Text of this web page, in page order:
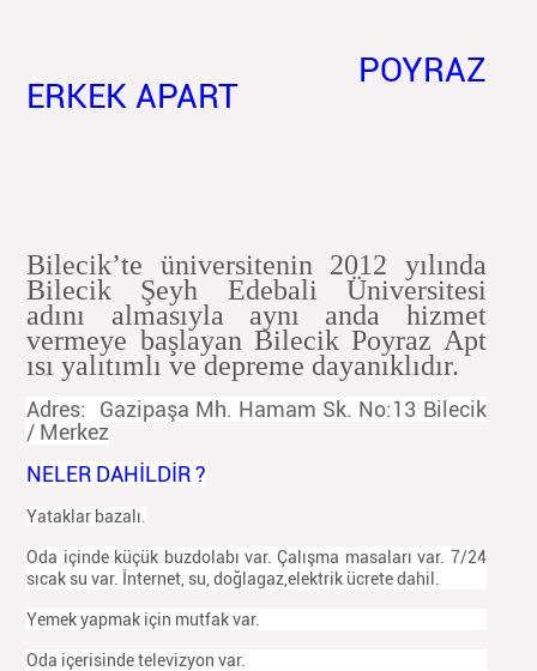
POYRAZ
ERKEK APART
Bilecik’te üniversitenin 2012 yılında
Bilecik Şeyh Edebali Üniversitesi
adını almasıyla aynı anda hizmet
vermeye başlayan Bilecik Poyraz Apt
ısı yalıtımlı ve depreme dayanıklıdır.
Adres: Gazipaşa Mh. Hamam Sk. No:13 Bilecik
/ Merkez
NELER DAHİLDİR ?
Yataklar bazalı.
Oda içinde küçük buzdolabı var. Çalışma masaları var. 7/24
sıcak su var. İnternet, su, doğlagaz,elektrik ücrete dahil.
Yemek yapmak için mutfak var.
Oda içerisinde televizyon var.